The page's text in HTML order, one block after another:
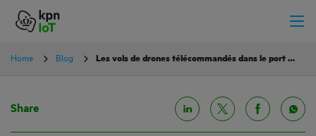
Home Blog Les vols de drones télécommandés dans le port de Rotterdam ouvrent des opportunités pour des applications logistiques novatrices
Share